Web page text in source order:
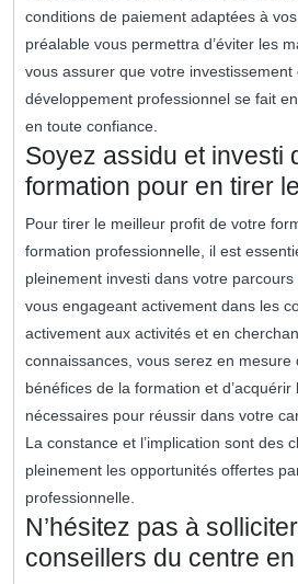
conditions de paiement adaptées à
préalable vous permettra d’éviter les
vous assurer que votre investissement
développement professionnel se fait
en toute confiance.
Soyez assidu et investi
formation pour en tirer
Pour tirer le meilleur profit de votre
formation professionnelle, il est
pleinement investi dans votre parcours
vous engageant activement dans les
activement aux activités et en
connaissances, vous serez en mesure
bénéfices de la formation et
nécessaires pour réussir dans votre
La constance et l’implication sont des
pleinement les opportunités offertes
professionnelle.
N’hésitez pas à
conseillers du centre